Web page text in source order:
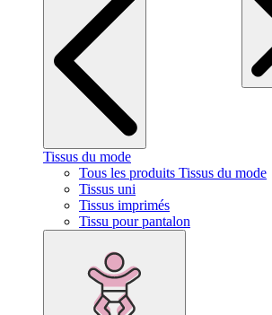
Tissus du mode
Tous les produits Tissus du mode
Tissus uni
Tissus imprimés
Tissu pour pantalon